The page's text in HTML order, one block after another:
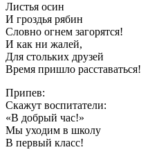
Листья осин
И гроздья рябин
Словно огнем загорятся!
И как ни жалей,
Для стольких друзей
Время пришло расставаться!
Припев:
Скажут воспитатели:
«В добрый час!»
Мы уходим в школу
В первый класс!